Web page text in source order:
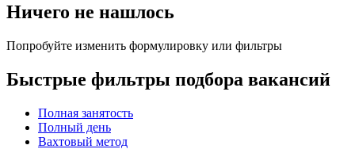
Ничего не нашлось
Попробуйте изменить формулировку или фильтры
Быстрые фильтры подбора вакансий
Полная занятость
Полный день
Вахтовый метод